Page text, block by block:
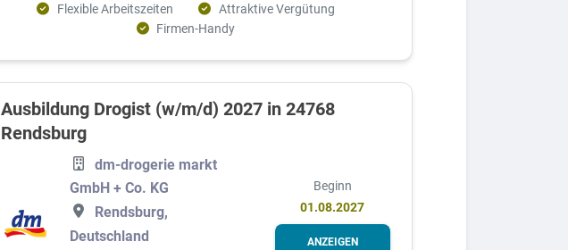
Flexible Arbeitszeiten
Attraktive Vergütung
Firmen-Handy
Ausbildung Drogist (w/m/d) 2027 in 24768
Rendsburg
dm-drogerie markt
GmbH + Co. KG
Rendsburg,
Deutschland
Beginn
01.08.2027
ANZEIGEN